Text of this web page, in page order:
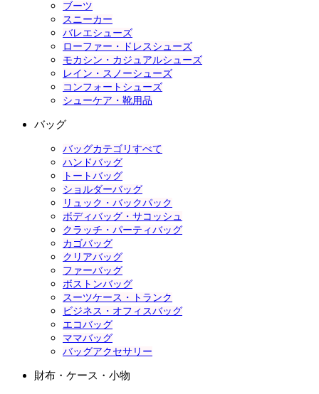
ブーツ
スニーカー
バレエシューズ
ローファー・ドレスシューズ
モカシン・カジュアルシューズ
レイン・スノーシューズ
コンフォートシューズ
シューケア・靴用品
バッグ
バッグカテゴリすべて
ハンドバッグ
トートバッグ
ショルダーバッグ
リュック・バックパック
ボディバッグ・サコッシュ
クラッチ・パーティバッグ
カゴバッグ
クリアバッグ
ファーバッグ
ボストンバッグ
スーツケース・トランク
ビジネス・オフィスバッグ
エコバッグ
ママバッグ
バッグアクセサリー
財布・ケース・小物